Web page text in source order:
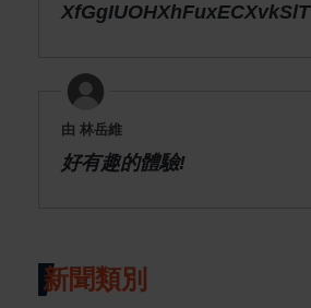
XfGgIUOHXhFuxECXvkSlT
由 林岳維
好有趣的體驗!
新聞類別